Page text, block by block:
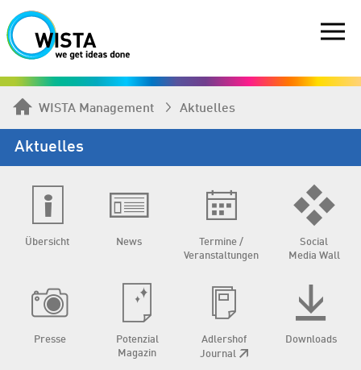
WISTA Management Aktuelles
Aktuelles
Übersicht News
Termine /
Veranstaltungen
Social
Media Wall
Presse
Potenzial
Magazin
Adlershof
Journal
Downloads